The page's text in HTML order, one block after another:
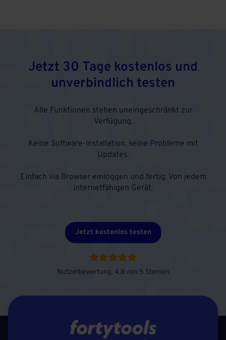
Jetzt 30 Tage kostenlos und
unverbindlich testen
Alle Funktionen stehen uneingeschränkt zur
Verfügung.
Keine Software-Installation, keine Probleme mit
Updates.
Einfach via Browser einloggen und fertig. Von jedem
internetfähigen Gerät.
Jetzt kostenlos testen
Nutzerbewertung: 4,8 von 5 Sternen